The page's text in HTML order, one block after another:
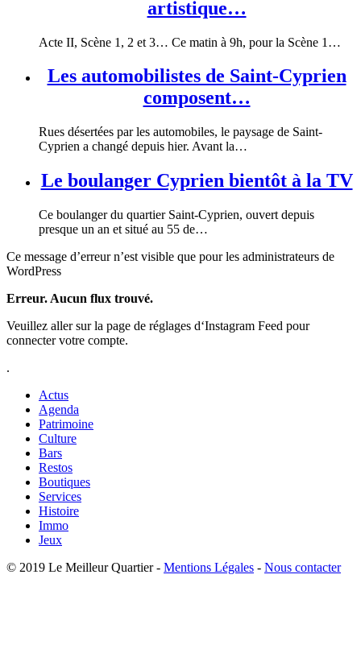
artistique…
Acte II, Scène 1, 2 et 3… Ce matin à 9h, pour la Scène 1…
Les automobilistes de Saint-Cyprien
composent…
Rues désertées par les automobiles, le paysage de Saint-
Cyprien a changé depuis hier. Avant la…
Le boulanger Cyprien bientôt à la TV
Ce boulanger du quartier Saint-Cyprien, ouvert depuis
presque un an et situé au 55 de…
Ce message d’erreur n’est visible que pour les administrateurs de
WordPress
Erreur. Aucun flux trouvé.
Veuillez aller sur la page de réglages d‘Instagram Feed pour
connecter votre compte.
.
Actus
Agenda
Patrimoine
Culture
Bars
Restos
Boutiques
Services
Histoire
Immo
Jeux
© 2019 Le Meilleur Quartier - Mentions Légales - Nous contacter